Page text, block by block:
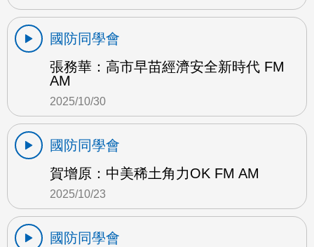
國防同學會
張務華：高市早苗經濟安全新時代 FM
AM
2025/10/30
國防同學會
賀增原：中美稀土角力OK FM AM
2025/10/23
國防同學會